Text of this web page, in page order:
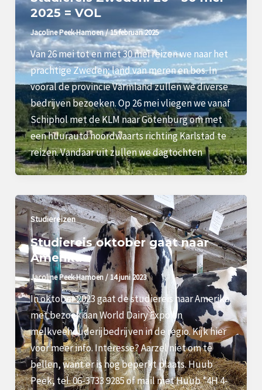
2025 = VOL
Jacoline Peek-Hamoen/15 februari 2025
Van 26 mei tot en met 30 mei reizen we naar het
prachtige Zweden; land van meren en bos. In
vooral de provincie Värmland zullen we diverse
bedrijven bezoeken. Op 26 mei vliegen we vanaf
Schiphol met de KLM naar Götenburg om met
een huurauto noordwaarts richting Karlstad te
reizen. Vandaar uit zullen we dagtochten
Studiereizen
Studiereis oktober gaat naar
Amerika
Jacoline Peek-Hamoen/14 juni 2023
In oktober 2023 gaat de studiereis naar Amerika
met bezoek aan World Dairy Expo en
melkveehouderijbedrijven in de regio. Kijk hier
voor meer info. Interesse? Aarzel niet om te
bellen, want er is nog beperkt plaats. Huub
Peek, tel. 06-3733 9285 of mail met Huub *4H 4-